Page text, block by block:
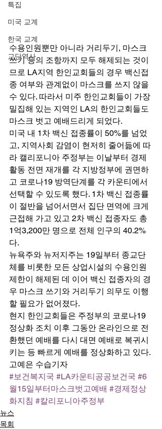
특집
미국 교계
한국 교계
교단역사
수용인원뿐만 아니라 거리두기, 마스크
쓰기 등의 조항까지 모두 해제되는 것이
므로 LA지역 한인교회들의 경우 백신접
종 여부와 관계없이 마스크를 쓰지 않을
수 있다. 따라서 미주 한인교회들이 가장
밀집해 있는 지역인 LA의 한인교회들도
마스크 벗고 예배드리게 되었다.
미국 내 1차 백신 접종률이 50%를 넘었
고, 지역사회 감염이 현저히 줄어듦에 따
라 캘리포니아 주정부는 이날부터 경제
활동 전면 재개를 각 지방정부에 권면하
고 코로나19 방역단계를 각 카운티에서
선택할 수 있도록 했다. 1차 백신 접종률
이 절반을 넘어서면서 집단 면역에 크게
근접해 가고 있고 2차 백신 접종자도 총
1억3,200만 명으로 전체 인구의 40.2%
다.
뉴욕주와 뉴저지주는 19일부터 종교단
체를 비롯한 모든 상업시설의 수용인원
제한이 해제된 데 이어 백신 접종자의 경
우 마스크 쓰기와 거리두기 의무도 이행
할 필요가 없어졌다.
현지 한인교회들은 주정부의 코로나19
정상화 조치 이후 그동안 온라인으로 전
환했던 예배를 다시 대면 예배로 복귀시
키는 등 빠르게 예배를 정상화하고 있다.
고예은 수습기자
#보건복지국 #LA카운티공공보건국 #6
월15일부터마스크벗고예배 #경제정상
화지침 #칼리포니아주정부
뉴스
목회